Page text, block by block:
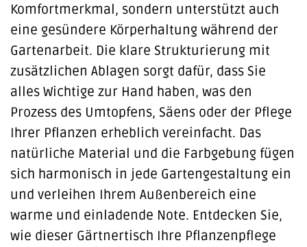
Komfortmerkmal, sondern unterstützt auch
eine gesündere Körperhaltung während der
Gartenarbeit. Die klare Strukturierung mit
zusätzlichen Ablagen sorgt dafür, dass Sie
alles Wichtige zur Hand haben, was den
Prozess des Umtopfens, Säens oder der Pflege
Ihrer Pflanzen erheblich vereinfacht. Das
natürliche Material und die Farbgebung fügen
sich harmonisch in jede Gartengestaltung ein
und verleihen Ihrem Außenbereich eine
warme und einladende Note. Entdecken Sie,
wie dieser Gärtnertisch Ihre Pflanzenpflege